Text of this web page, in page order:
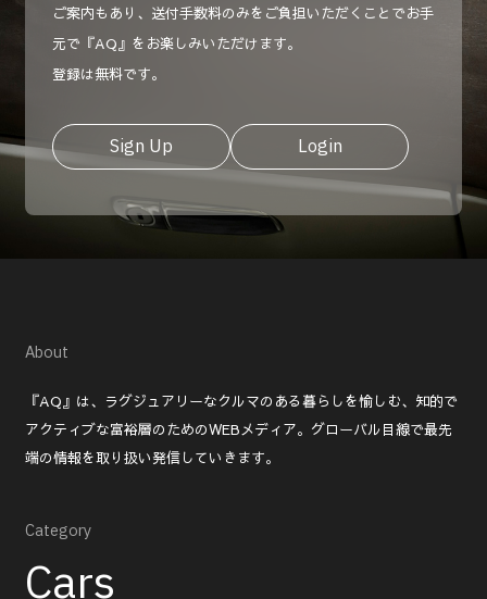
ご案内もあり、送付手数料のみをご負担いただくことでお手
元で『AQ』をお楽しみいただけます。
登録は無料です。
Sign Up Login
About
『AQ』は、ラグジュアリーなクルマのある暮らしを愉しむ、知的で
アクティブな富裕層のためのWEBメディア。グローバル目線で最先
端の情報を取り扱い発信していきます。
Category
Cars